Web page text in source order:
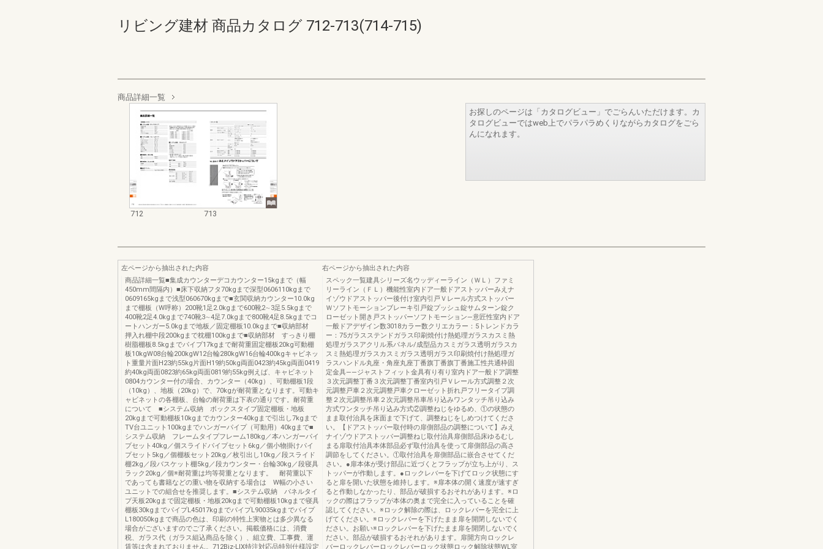
リビング建材 商品カタログ 712-713(714-715)
商品詳細一覧
712 713
お探しのページは「カタログビュー」でごらんいただけます。カ
タログビューではweb上でパラパラめくりながらカタログをごら
んになれます。
左ページから抽出された内容
商品詳細一覧■集成カウンターデコカウンター15kgまで（幅
450mm間隔内）■床下収納フタ70kgまで深型0606110kgまで
0609165kgまで浅型060670kgまで■玄関収納カウンター10.0kg
まで棚板（W呼称）200靴1足2.0kgまで600靴2∼3足5.5kgまで
400靴2足4.0kgまで740靴3∼4足7.0kgまで800靴4足8.5kgまでコ
ートハンガー5.0kgまで地板／固定棚板10.0kgまで■収納部材
押入れ棚中段200kgまで枕棚100kgまで■収納部材 すっきり棚
樹脂棚板8.5kgまでパイプ17kgまで耐荷重固定棚板20kg可動棚
板10kgW08台輪200kgW12台輪280kgW16台輪400kgキャビネッ
ト重量片面H23約55kg片面H19約50kg両面0423約45kg両面0419
約40kg両面0823約65kg両面0819約55kg例えば、キャビネット
0804カウンター付の場合、カウンター（40kg）、可動棚板1段
（10kg）、地板（20kg）で、70kgが耐荷重となります。可動キ
ャビネットの各棚板、台輪の耐荷重は下表の通りです。耐荷重
について ■システム収納 ボックスタイプ固定棚板・地板
20kgまで可動棚板10kgまでカウンター40kgまで引出し7kgまで
TV台ユニット100kgまでハンガーパイプ（可動用）40kgまで■
システム収納 フレームタイプフレーム180kg／本ハンガーパイ
プセット40kg／個スライドパイプセット6kg／個小物掛けパイ
プセット5kg／個棚板セット20kg／枚引出し10kg／段スライド
棚2kg／段バスケット棚5kg／段カウンター・台輪30kg／段寝具
ラック20kg／個※耐荷重は均等荷重となります。 耐荷重以下
であっても書籍などの重い物を収納する場合は W幅の小さい
ユニットでの組合せを推奨します。■システム収納 パネルタイ
プ天板20kgまで固定棚板・地板20kgまで可動棚板10kgまで寝具
棚板30kgまでパイプL45017kgまでパイプL90035kgまでパイプ
L180050kgまで商品の色は、印刷の特性上実物とは多少異なる
場合がございますのでご了承ください。掲載価格には、消費
税、ガラス代（ガラス組込商品を除く）、組立費、工事費、運
賃等は含まれておりません。712Biz-LIX特注対応品特別仕様設定
右ページから抽出された内容
スペック一覧建具シリーズ名ウッディーライン（ＷＬ）ファミ
リーライン（ＦＬ）機能性室内ドア一般ドアストッパーみえナ
イゾウドアストッパー後付け室内引戸Ｖレール方式ストッパー
Ｗソフトモーションブレーキ引戸錠プッシュ錠サムターン錠ク
ローゼット開き戸ストッパーソフトモーション―意匠性室内ドア
一般ドアデザイン数3018カラー数クリエカラー：5トレンドカラ
ー：75ガラスステンドガラス印刷焼付け熱処理ガラスカスミ熱
処理ガラスアクリル系パネル/成型品カスミガラス透明ガラスカ
スミ熱処理ガラスカスミガラス透明ガラス印刷焼付け熱処理ガ
ラスハンドル丸座・角座丸座丁番旗丁番旗丁番施工性共通枠固
定金具――ジャストフィット金具有り有り室内ドア一般ドア調整
３次元調整丁番３次元調整丁番室内引戸Ｖレール方式調整２次
元調整戸車２次元調整戸車クローゼット折れ戸フリータイプ調
整２次元調整吊車２次元調整吊車吊り込みワンタッチ吊り込み
方式ワンタッチ吊り込み方式②調整ねじをゆるめ、①の状態の
まま取付治具を床面まで下げて、調整ねじをしめつけてくださ
い。【ドアストッパー取付時の扉側部品の調整について】みえ
ナイゾウドアストッパー調整ねじ取付治具扉側部品床ゆるむし
まる扉取付治具本体部品必ず取付治具を使って扉側部品の高さ
調節をしてください。①取付治具を扉側部品に嵌合させてくだ
さい。●扉本体が受け部品に近づくとフラップが立ち上がり、ス
トッパーが作動します。●ロックレバーを下げてロック状態にす
ると扉を開いた状態を維持します。※扉本体の開く速度が速すぎ
ると作動しなかったり、部品が破損するおそれがあります。※ロ
ックの際はフラップが本体の奥まで完全に入っていることを確
認してください。※ロック解除の際は、ロックレバーを完全に上
げてください。※ロックレバーを下げたまま扉を開閉しないでく
ださい。お願い※ロックレバーを下げたまま扉を開閉しないでく
ださい。部品が破損するおそれがあります。扉開方向ロックレ
バーロックレバーロックレバーロック状態ロック解除状態WL室